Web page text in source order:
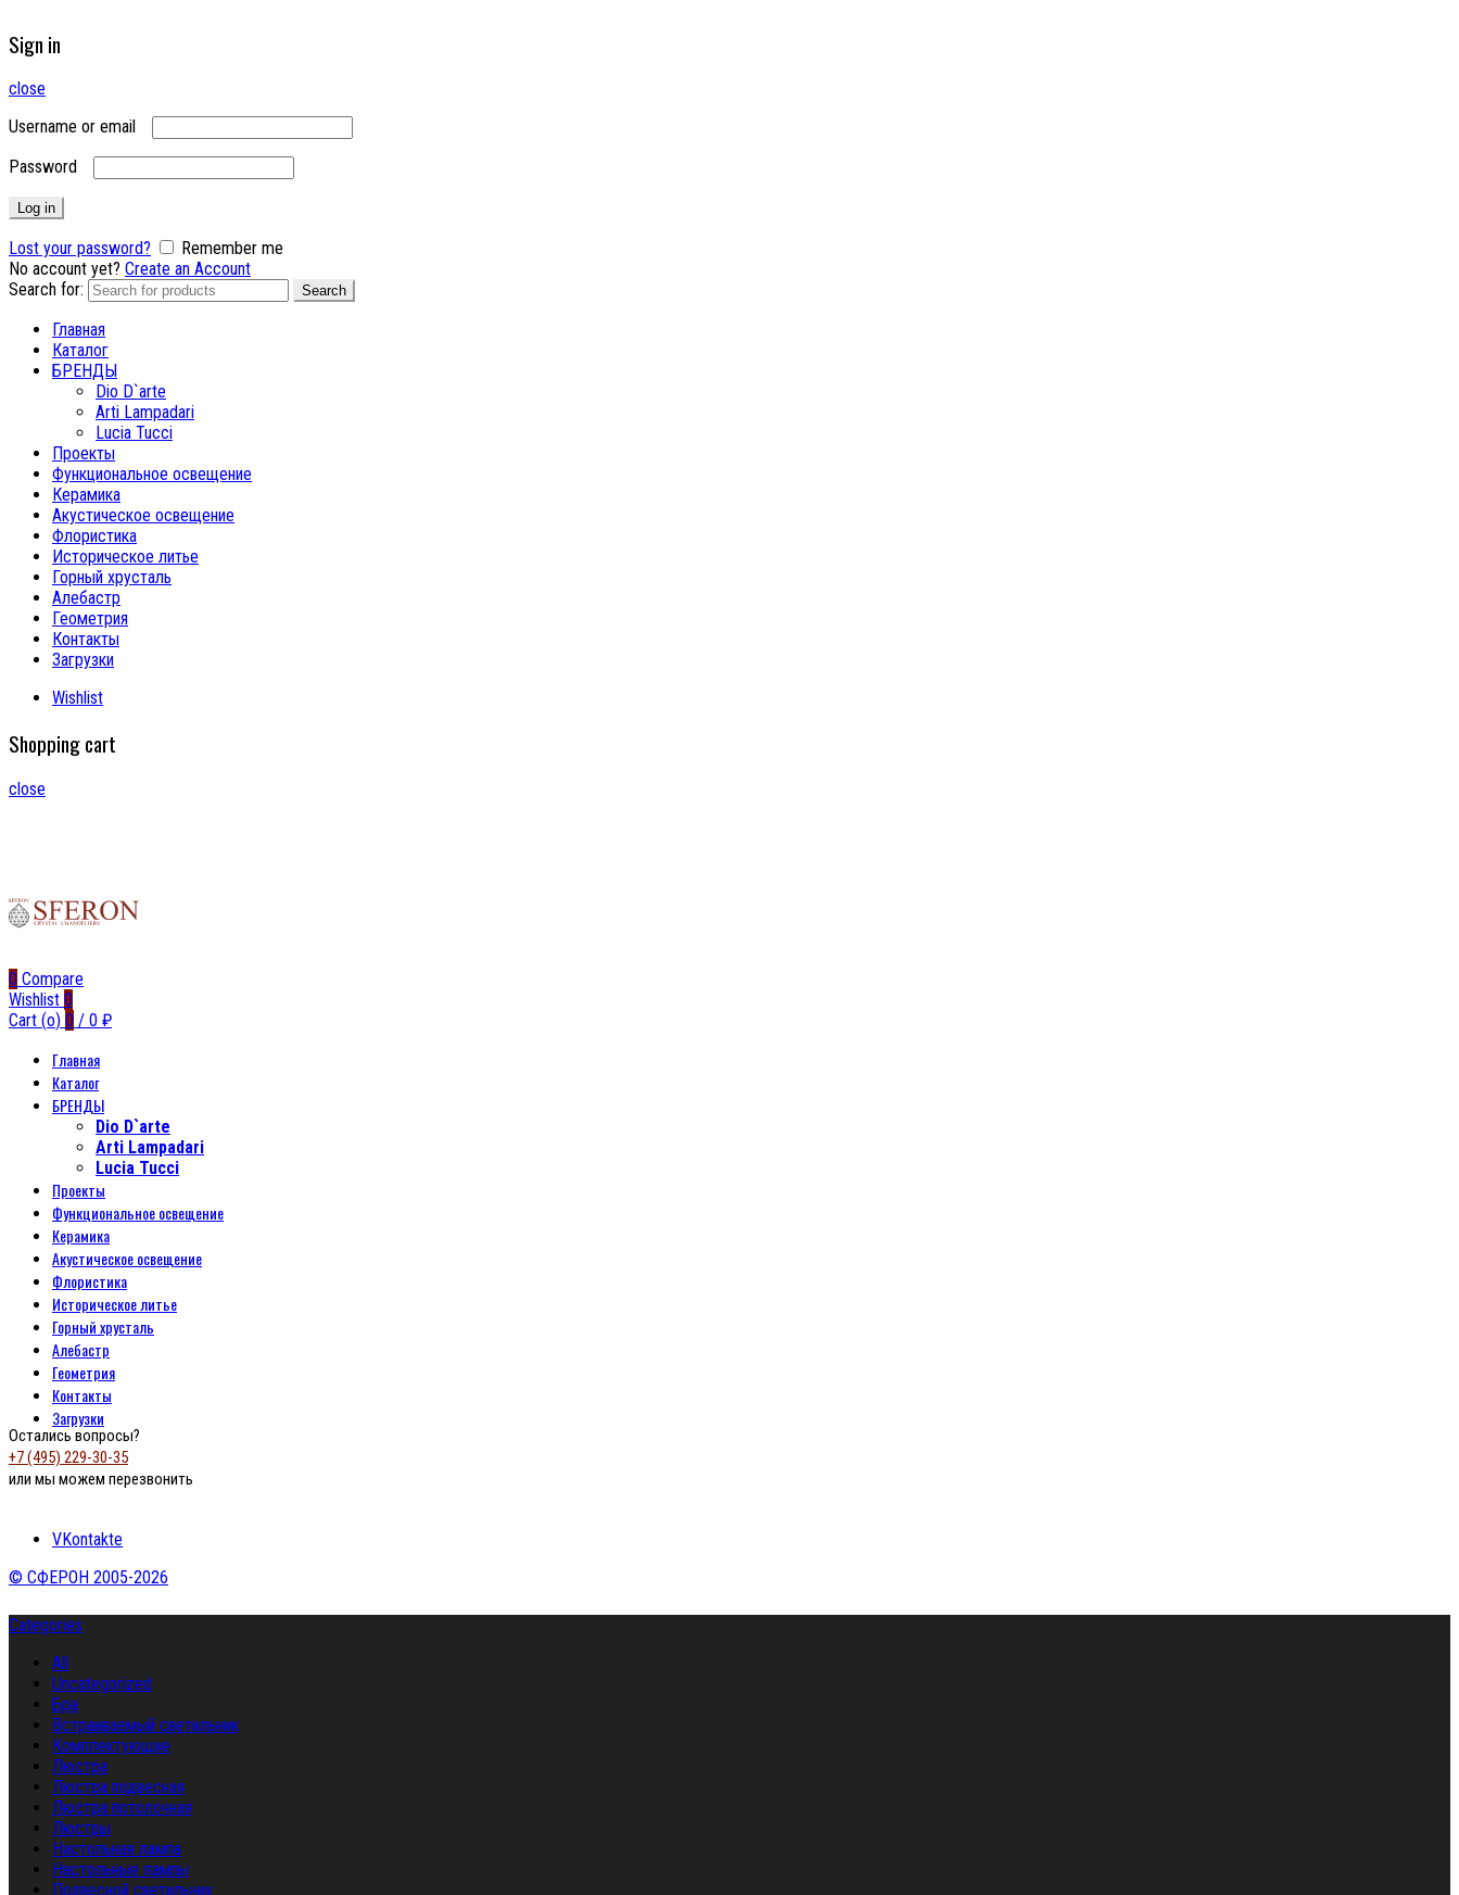
Sign in
close
Username or email
Password
Log in
Lost your password?
Remember me
No account yet? Create an Account
Search for:
Search
Главная
Каталог
БРЕНДЫ
Dio D`arte
Arti Lampadari
Lucia Tucci
Проекты
Функциональное освещение
Керамика
Акустическое освещение
Флористика
Историческое литье
Горный хрусталь
Алебастр
Геометрия
Контакты
Загрузки
Wishlist
Shopping cart
close
0 Compare
Wishlist 0
Cart (o) 0 / 0 ₽
Главная
Каталог
БРЕНДЫ
Dio D`arte
Arti Lampadari
Lucia Tucci
Проекты
Функциональное освещение
Керамика
Акустическое освещение
Флористика
Историческое литье
Горный хрусталь
Алебастр
Геометрия
Контакты
Загрузки
Остались вопросы?
+7 (495) 229-30-35
или мы можем перезвонить
VKontakte
© СФЕРОН 2005-2026
Categories
All
Uncategorized
Бра
Встраиваемый светильник
Комплектующие
Люстра
Люстра подвесная
Люстра потолочная
Люстры
Настольная лампа
Настольные лампы
Подвесной светильник